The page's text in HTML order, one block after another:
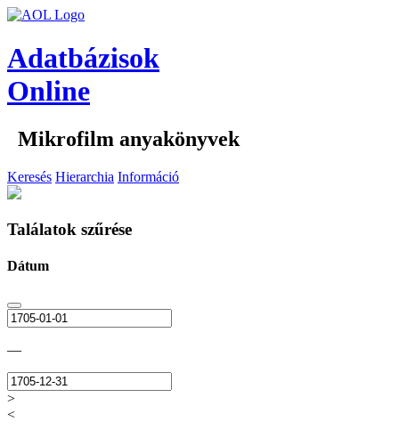
Adatbázisok
Online
Mikrofilm anyakönyvek
Keresés Hierarchia Információ
Találatok szűrése
Dátum
—
>
<